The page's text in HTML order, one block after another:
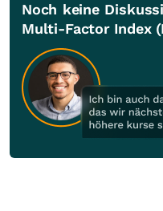
Noch keine
Multi-Factor Index